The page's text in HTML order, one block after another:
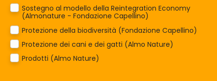
Sostegno al modello della Reintegration Economy
(Almonature - Fondazione Capellino)
Protezione della biodiversità (Fondazione Capellino)
Protezione dei cani e dei gatti (Almo Nature)
Prodotti (Almo Nature)